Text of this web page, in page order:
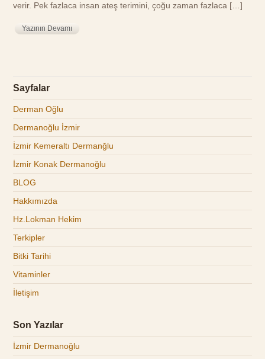
verir. Pek fazlaca insan ateş terimini, çoğu zaman fazlaca […]
Yazının Devamı
Sayfalar
Derman Oğlu
Dermanoğlu İzmir
İzmir Kemeraltı Dermanğlu
İzmir Konak Dermanoğlu
BLOG
Hakkımızda
Hz.Lokman Hekim
Terkipler
Bitki Tarihi
Vitaminler
İletişim
Son Yazılar
İzmir Dermanoğlu